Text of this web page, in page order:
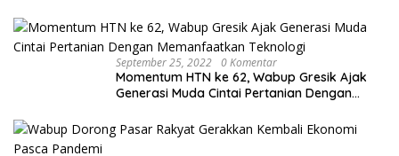
September 25, 2022 0 Komentar
Momentum HTN ke 62, Wabup Gresik Ajak
Generasi Muda Cintai Pertanian Dengan